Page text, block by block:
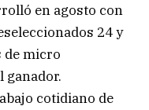
en agosto con
24 y
de micro
ganador.
cotidiano de